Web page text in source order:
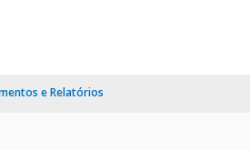
e Relatórios